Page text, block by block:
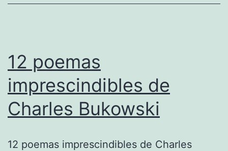
12 poemas
imprescindibles de
Charles Bukowski
12 poemas imprescindibles de Charles